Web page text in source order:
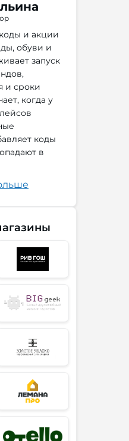
и акции
обуви и
запуск
и сроки
когда у
коды
в